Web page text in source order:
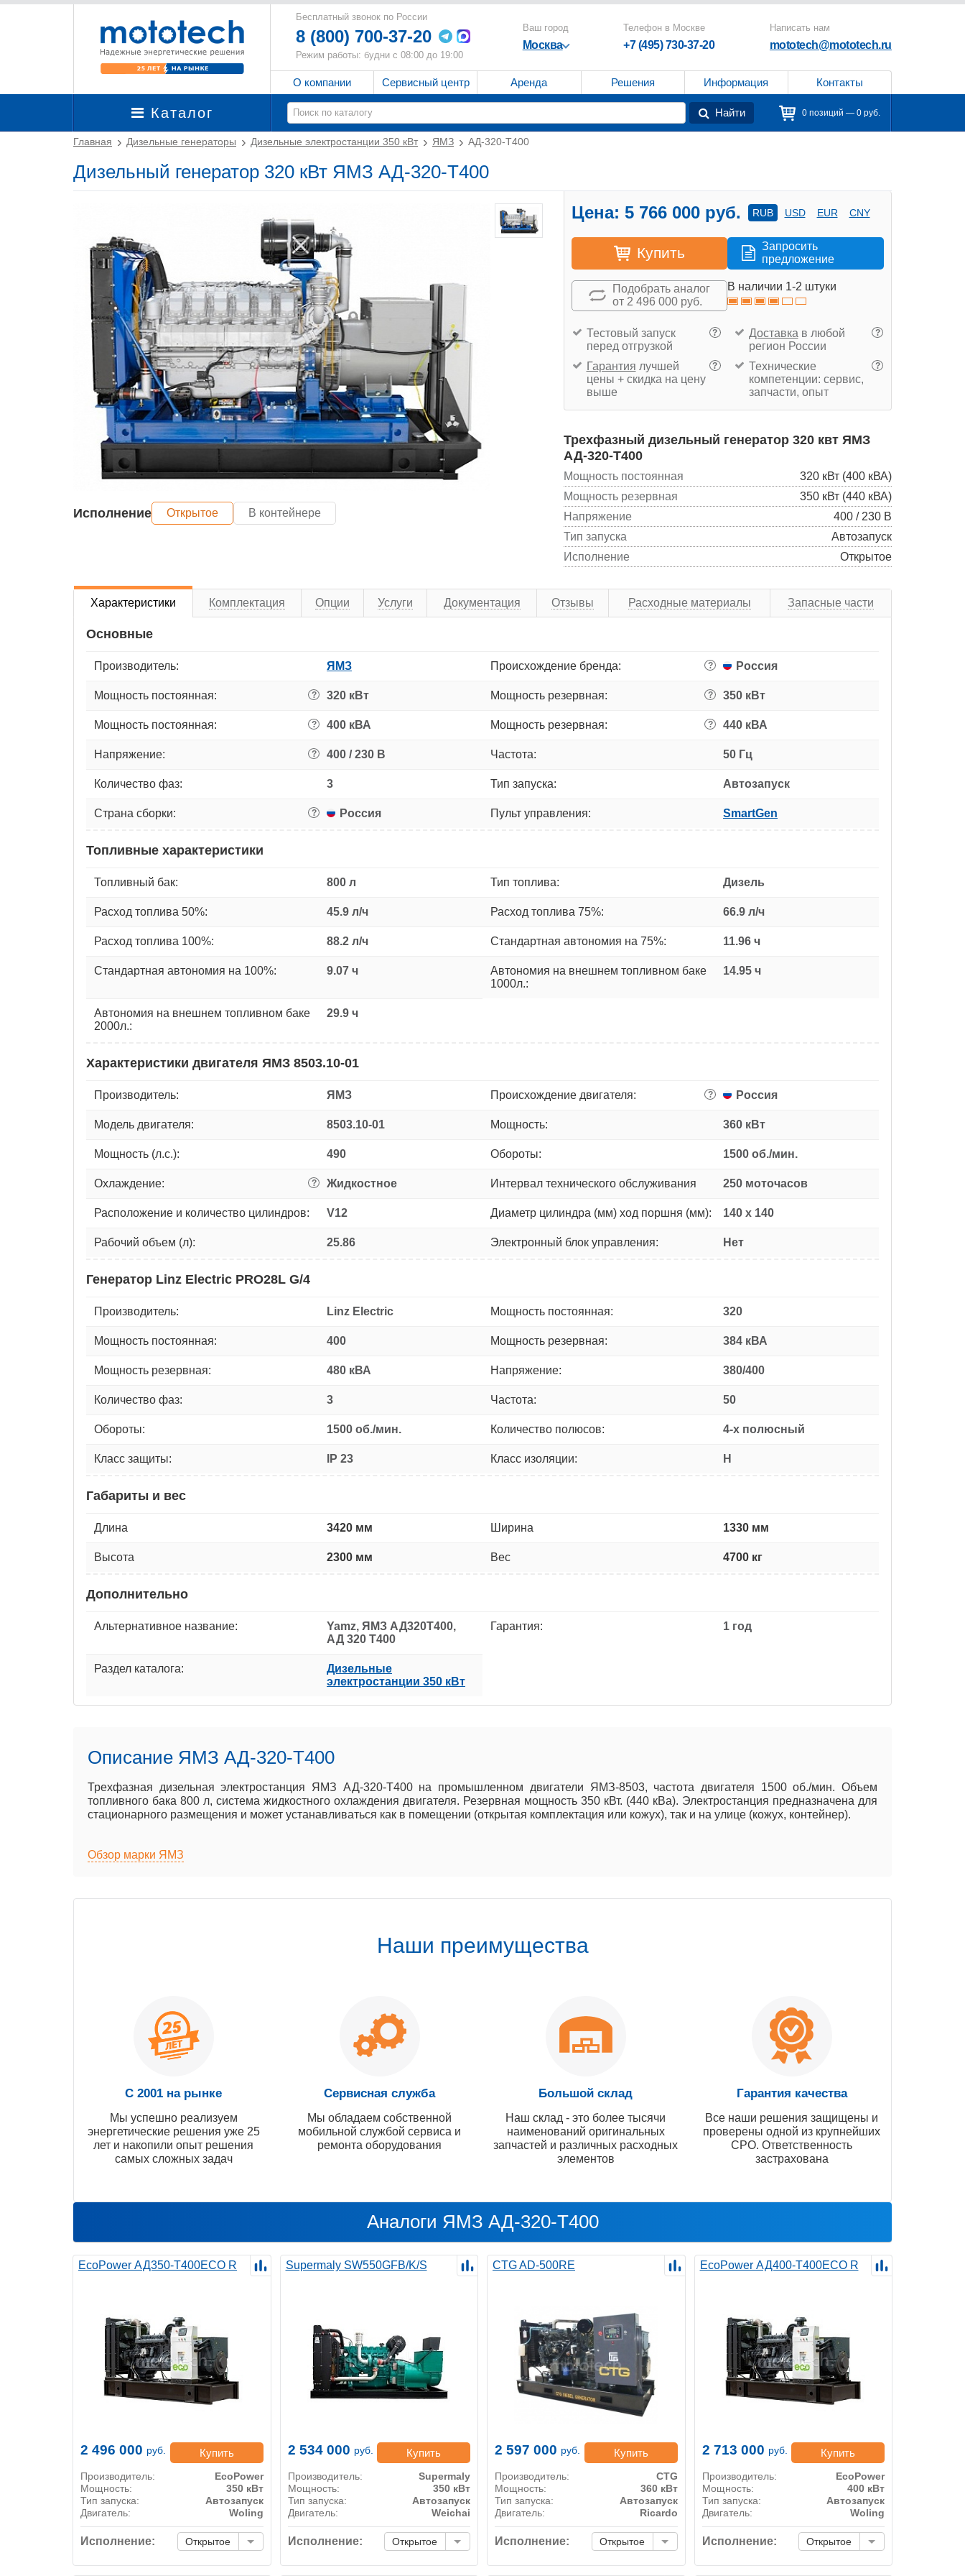
Бесплатный звонок по России
8 (800) 700-37-20
Режим работы: будни с 08:00 до 19:00
Ваш город
Москва
Телефон в Москве
+7 (495) 730-37-20
Написать нам
mototech@mototech.ru
О компании Сервисный центр Аренда Решения Информация Контакты
Каталог Найти 0 позиций — 0 руб.
Главная Дизельные генераторы Дизельные электростанции 350 кВт ЯМЗ АД-320-T400
Дизельный генератор 320 кВт ЯМЗ АД-320-T400
Исполнение Открытое В контейнере
Цена: 5 766 000 руб. RUB USD EUR CNY
Купить
Запросить
предложение
Подобрать аналог
от 2 496 000 руб.
В наличии 1-2 штуки
?
Тестовый запуск
перед отгрузкой
?
Доставка в любой
регион России
?
Гарантия лучшей
цены + скидка на цену
выше
?
Технические
компетенции: сервис,
запчасти, опыт
Трехфазный дизельный генератор 320 квт ЯМЗ
АД-320-T400
Мощность постоянная
320 кВт (400 кВА)
Мощность резервная
350 кВт (440 кВА)
Напряжение
400 / 230 В
Тип запуска
Автозапуск
Исполнение
Открытое
Характеристики Комплектация Опции Услуги Документация Отзывы Расходные материалы Запасные части
Основные
Производитель: ЯМЗ Происхождение бренда: ? Россия
Мощность постоянная: ? 320 кВт Мощность резервная: ? 350 кВт
Мощность постоянная: ? 400 кВА Мощность резервная: ? 440 кВА
Напряжение: ? 400 / 230 В Частота: 50 Гц
Количество фаз: 3 Тип запуска: Автозапуск
Страна сборки: ? Россия Пульт управления: SmartGen
Топливные характеристики
Топливный бак: 800 л Тип топлива: Дизель
Расход топлива 50%: 45.9 л/ч Расход топлива 75%: 66.9 л/ч
Расход топлива 100%: 88.2 л/ч Стандартная автономия на 75%: 11.96 ч
Стандартная автономия на 100%: 9.07 ч
Автономия на внешнем топливном баке
1000л.:
14.95 ч
Автономия на внешнем топливном баке
2000л.:
29.9 ч
Характеристики двигателя ЯМЗ 8503.10-01
Производитель: ЯМЗ Происхождение двигателя: ? Россия
Модель двигателя: 8503.10-01 Мощность: 360 кВт
Мощность (л.с.): 490 Обороты: 1500 об./мин.
Охлаждение: ? Жидкостное Интервал технического обслуживания 250 моточасов
Расположение и количество цилиндров: V12 Диаметр цилиндра (мм) ход поршня (мм): 140 х 140
Рабочий объем (л): 25.86 Электронный блок управления: Нет
Генератор Linz Electric PRO28L G/4
Производитель: Linz Electric Мощность постоянная: 320
Мощность постоянная: 400 Мощность резервная: 384 кВА
Мощность резервная: 480 кВА Напряжение: 380/400
Количество фаз: 3 Частота: 50
Обороты: 1500 об./мин. Количество полюсов: 4-х полюсный
Класс защиты: IP 23 Класс изоляции: H
Габариты и вес
Длина 3420 мм Ширина 1330 мм
Высота 2300 мм Вес 4700 кг
Дополнительно
Альтернативное название:
Yamz, ЯМЗ АД320Т400,
АД 320 Т400
Гарантия: 1 год
Раздел каталога:
Дизельные
электростанции 350 кВт
Описание ЯМЗ АД-320-T400
Трехфазная дизельная электростанция ЯМЗ АД-320-Т400 на промышленном двигатели ЯМЗ-8503, частота двигателя 1500 об./мин. Объем
топливного бака 800 л, система жидкостного охлаждения двигателя. Резервная мощность 350 кВт. (440 кВа). Электростанция предназначена для
стационарного размещения и может устанавливаться как в помещении (открытая комплектация или кожух), так и на улице (кожух, контейнер).
Обзор марки ЯМЗ
Наши преимущества
С 2001 на рынке
Мы успешно реализуем
энергетические решения уже 25
лет и накопили опыт решения
самых сложных задач
Сервисная служба
Мы обладаем собственной
мобильной службой сервиса и
ремонта оборудования
Большой склад
Наш склад - это более тысячи
наименований оригинальных
запчастей и различных расходных
элементов
Гарантия качества
Все наши решения защищены и
проверены одной из крупнейших
СРО. Ответственность
застрахована
Аналоги ЯМЗ АД-320-T400
EcoPower АД350-T400ECO R
2 496 000 руб. Купить
Производитель:
EcoPower
Мощность:
350 кВт
Тип запуска:
Автозапуск
Двигатель:
Woling
Исполнение: Открытое
Supermaly SW550GFB/K/S
2 534 000 руб. Купить
Производитель:
Supermaly
Мощность:
350 кВт
Тип запуска:
Автозапуск
Двигатель:
Weichai
Исполнение: Открытое
CTG AD-500RE
2 597 000 руб. Купить
Производитель:
CTG
Мощность:
360 кВт
Тип запуска:
Автозапуск
Двигатель:
Ricardo
Исполнение: Открытое
EcoPower АД400-T400ECO R
2 713 000 руб. Купить
Производитель:
EcoPower
Мощность:
400 кВт
Тип запуска:
Автозапуск
Двигатель:
Woling
Исполнение: Открытое